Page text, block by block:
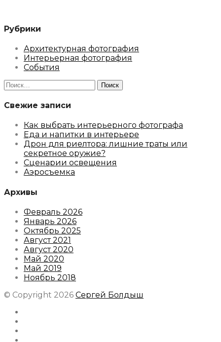
Рубрики
Архитектурная фотография
Интерьерная фотография
События
Найти:
Свежие записи
Как выбрать интерьерного фотографа
Еда и напитки в интерьере
Дрон для риелтора: лишние траты или
секретное оружие?
Сценарии освещения
Аэросъемка
Архивы
Февраль 2026
Январь 2026
Октябрь 2025
Август 2021
Август 2020
Май 2020
Май 2019
Ноябрь 2018
© Copyright 2026 Сергей Болдыш